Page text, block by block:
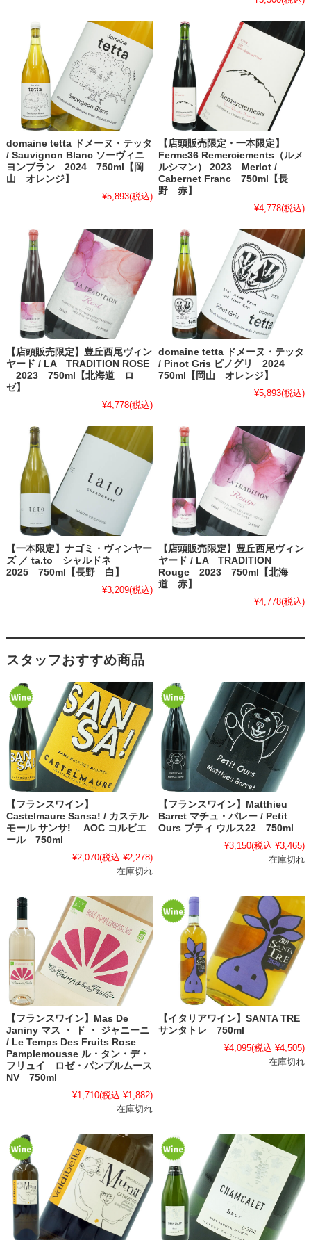
domaine tetta ドメーヌ・テッタ
/ Sauvignon Blanc ソーヴィニ
ヨンブラン 2024 750ml【岡
山 オレンジ】
¥5,893(税込)
【店頭販売限定・一本限定】
Ferme36 Remerciements（ルメ
ルシマン） 2023 Merlot /
Cabernet Franc 750ml【長
野 赤】
¥4,778(税込)
【店頭販売限定】豊丘西尾ヴィン
ヤード / LA TRADITION ROSE
2023 750ml【北海道 ロ
ゼ】
¥4,778(税込)
domaine tetta ドメーヌ・テッタ
/ Pinot Gris ピノグリ 2024
750ml【岡山 オレンジ】
¥5,893(税込)
【一本限定】ナゴミ・ヴィンヤー
ズ ／ ta.to シャルドネ
2025 750ml【長野 白】
¥3,209(税込)
【店頭販売限定】豊丘西尾ヴィン
ヤード / LA TRADITION
Rouge 2023 750ml【北海
道 赤】
¥4,778(税込)
スタッフおすすめ商品
【フランスワイン】
Castelmaure Sansa! / カステル
モール サンサ! AOC コルビエ
ール 750ml
¥2,070(税込 ¥2,278)
在庫切れ
【フランスワイン】Matthieu
Barret マチュ・バレー / Petit
Ours プティ ウルス22 750ml
¥3,150(税込 ¥3,465)
在庫切れ
【フランスワイン】Mas De
Janiny マス ・ ド ・ ジャニーニ
/ Le Temps Des Fruits Rose
Pamplemousse ル・タン・デ・
フリュイ ロゼ・パンプルムース
NV 750ml
¥1,710(税込 ¥1,882)
在庫切れ
【イタリアワイン】SANTA TRE
サンタトレ 750ml
¥4,095(税込 ¥4,505)
在庫切れ